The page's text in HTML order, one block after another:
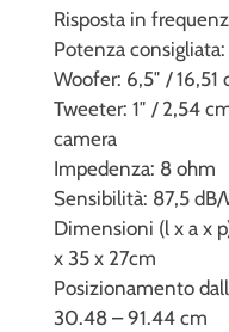
Risposta in
Potenza
Woofer: 6,5″ /
Tweeter: 1″ / 2,54
camera
Impedenza: 8 ohm
Sensibilità: 87,5 dB/
Dimensioni (l x a x
x 35 x 27cm
Posizionamento
30.48 – 91.44 cm